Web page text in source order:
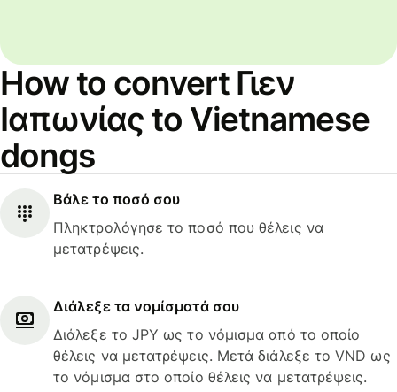
How to convert Γιεν
Ιαπωνίας to Vietnamese
dongs
Βάλε το ποσό σου
Πληκτρολόγησε το ποσό που θέλεις να
μετατρέψεις.
Διάλεξε τα νομίσματά σου
Διάλεξε το JPY ως το νόμισμα από το οποίο
θέλεις να μετατρέψεις. Μετά διάλεξε το VND ως
το νόμισμα στο οποίο θέλεις να μετατρέψεις.